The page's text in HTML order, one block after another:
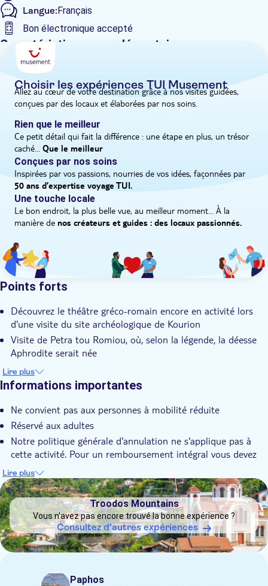
dans un conte de fées. J'adore entrer dans un café et voir les
habitants discuter de philosophie, de politique et de potins".
De plus, une dégustation de vin est prévu pour apprendre tout
sur le vin doux de commandaria.
Langue:Français
Bon électronique accepté
Caractéristiques supplémentaires
Visite guidée
Confirmation instantanée
Bon numérique
Choisir les expériences TUI Musement
Allez au cœur de votre destination grâce à nos visites guidées,
conçues par des locaux et élaborées par nos soins.
Rien que le meilleur
Ce petit détail qui fait la différence : une étape en plus, un trésor
caché... Que le meilleur
Conçues par nos soins
Inspirées par vos passions, nourries de vos idées, façonnées par
50 ans d’expertise voyage TUI.
Une touche locale
Le bon endroit, la plus belle vue, au meilleur moment… À la
manière de nos créateurs et guides : des locaux passionnés.
Points forts
Découvrez le théâtre gréco-romain encore en activité lors
d'une visite du site archéologique de Kourion
Visite de Petra tou Romiou, où, selon la légende, la déesse
Aphrodite serait née
Découvrez le château de Kolossi datant du 15ᵉ siècle,
construit par les croisés
suivie d'une séance de dégustation de vin
Guide local expert ayant une connaissance inégalée de
Chypre et de ses habitants
Lire plus
Informations importantes
Ne convient pas aux personnes à mobilité réduite
Réservé aux adultes
Notre politique générale d'annulation ne s'applique pas à
cette activité. Pour un remboursement intégral vous devez
annuler au moins 24 heures à l'avance
Lire plus
DSA1Troodos Mountains
Troodos Mountains
Vous n'avez pas encore trouvé la bonne expérience ?
Consultez d'autres expériences
Paphos